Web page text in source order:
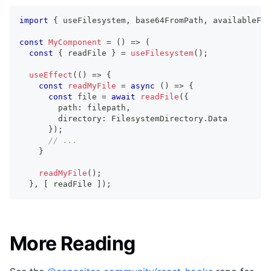
import { useFilesystem , base64FromPath ,
const MyComponent = ( ) =>
(
const
{ readFile } = useFilesystem( ) ;
useEffect ( ( ) => {
const
readMyFile = async ( ) => {
const file = await readFile ( {
        path
: filepath ,
        directory
: FilesystemDirectory . Data
} ) ;
// ...
}
readMyFile ( ) ;
} , readFile ) ;
More Reading